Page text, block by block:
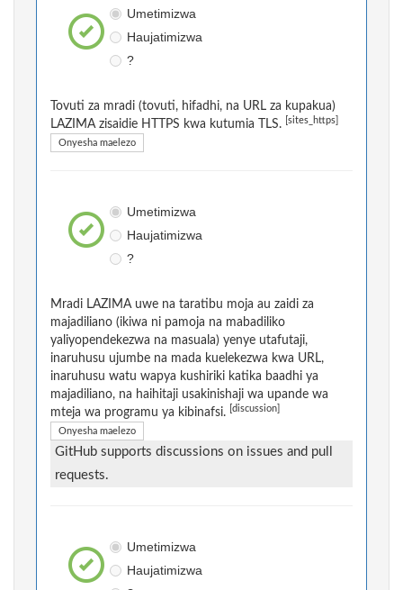
Umetimizwa
Haujatimizwa
?
Tovuti za mradi (tovuti, hifadhi, na URL za kupakua)
LAZIMA zisaidie HTTPS kwa kutumia TLS.
[sites_https]
Onyesha maelezo
Umetimizwa
Haujatimizwa
?
Mradi LAZIMA uwe na taratibu moja au zaidi za
majadiliano (ikiwa ni pamoja na mabadiliko
yaliyopendekezwa na masuala) yenye utafutaji,
inaruhusu ujumbe na mada kuelekezwa kwa URL,
inaruhusu watu wapya kushiriki katika baadhi ya
majadiliano, na haihitaji usakinishaji wa upande wa
mteja wa programu ya kibinafsi.
[discussion]
Onyesha maelezo
GitHub supports discussions on issues and pull
requests.
Umetimizwa
Haujatimizwa